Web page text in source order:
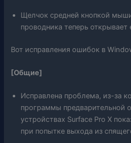
Щелчок средней кнопкой
проводника теперь открывает
Вот исправления ошибок в
[Общие]
Исправлена ​​проблема, из-за
программы предварительной
устройствах Surface Pro X
при попытке выхода из